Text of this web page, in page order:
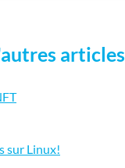
articles
sur Linux!